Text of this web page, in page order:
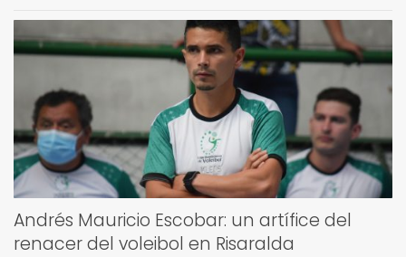
Andrés Mauricio Escobar: un artífice del
renacer del voleibol en Risaralda